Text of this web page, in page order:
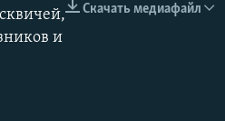
Скачать медиафайл
и